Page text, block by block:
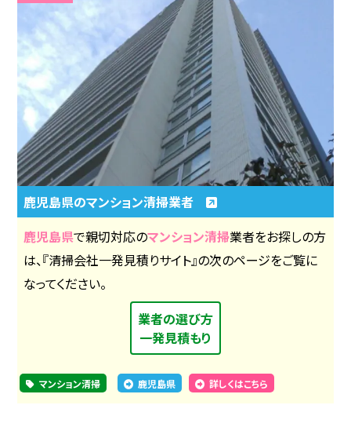
鹿児島県のマンション清掃業者
鹿児島県で親切対応のマンション清掃業者をお探しの方
は、『清掃会社一発見積りサイト』の次のページをご覧に
なってください。
業者の選び方
一発見積もり
マンション清掃 鹿児島県 詳しくはこちら